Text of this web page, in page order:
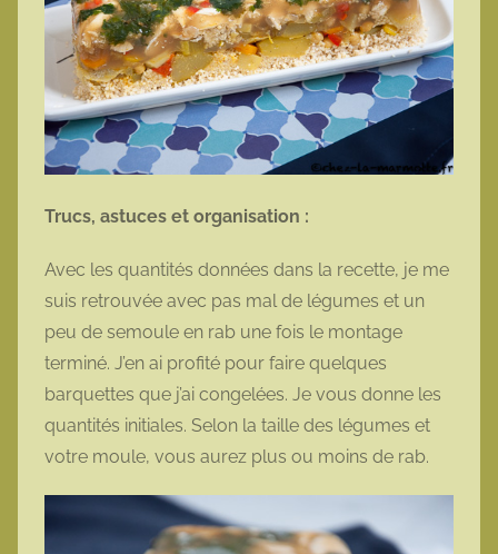
Trucs, astuces et organisation :
Avec les quantités données dans la recette, je me
suis retrouvée avec pas mal de légumes et un
peu de semoule en rab une fois le montage
terminé. J’en ai profité pour faire quelques
barquettes que j’ai congelées. Je vous donne les
quantités initiales. Selon la taille des légumes et
votre moule, vous aurez plus ou moins de rab.